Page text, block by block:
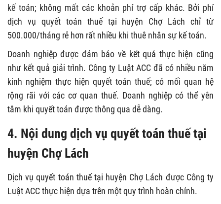
kế toán; không mất các khoản phí trợ cấp khác. Bởi phí
dịch vụ quyết toán thuế tại huyện Chợ Lách chỉ từ
500.000/tháng rẻ hơn rất nhiều khi thuê nhân sự kế toán.
Doanh nghiệp được đảm bảo về kết quả thực hiện cũng
như kết quả giải trình. Công ty Luật ACC đã có nhiều năm
kinh nghiệm thực hiện quyết toán thuế; có mối quan hệ
rộng rãi với các cơ quan thuế. Doanh nghiệp có thể yên
tâm khi quyết toán được thông qua dễ dàng.
4. Nội dung dịch vụ quyết toán thuế tại
huyện Chợ Lách
Dịch vụ quyết toán thuế tại huyện Chợ Lách được Công ty
Luật ACC thực hiện dựa trên một quy trình hoàn chỉnh.